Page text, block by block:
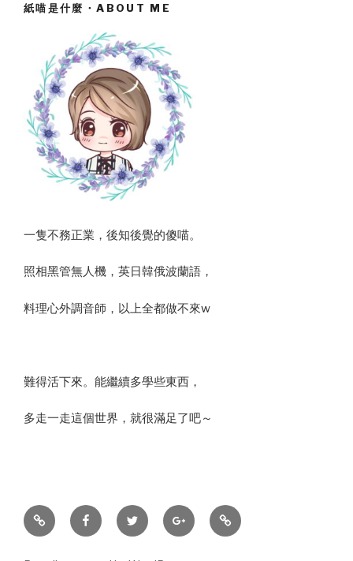
紙喵是什麼・ABOUT ME
一隻不務正業，後知後覺的傻喵。
照相黑管無人機，英日韓俄波蘭語，
料理心外調音師，以上全都做不來w
難得活下來。能繼續多學些東西，
多走一走這個世界，就很滿足了吧～
Sina
Weibo
FacebookTwitter CameraRoll
Email